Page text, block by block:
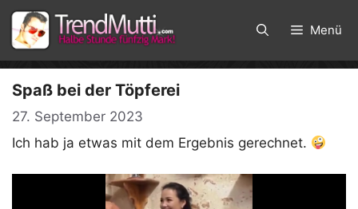
Zum
Inhalt
springen
Menü
Spaß bei der Töpferei
27. September 2023
Ich hab ja etwas mit dem Ergebnis gerechnet.